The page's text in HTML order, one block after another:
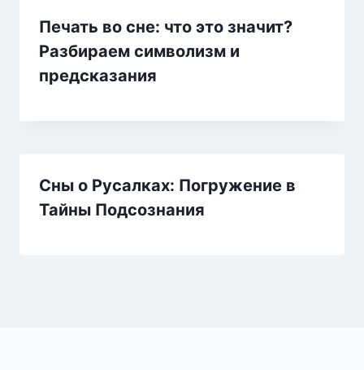
Печать во сне: что это значит?
Разбираем символизм и
предсказания
Сны о Русалках: Погружение в
Тайны Подсознания